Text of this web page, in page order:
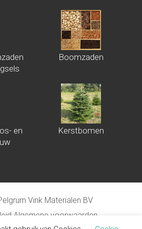
Boomzaden
en
Kerstbomen
Vink Materialen BV
Algemene voorwaarden